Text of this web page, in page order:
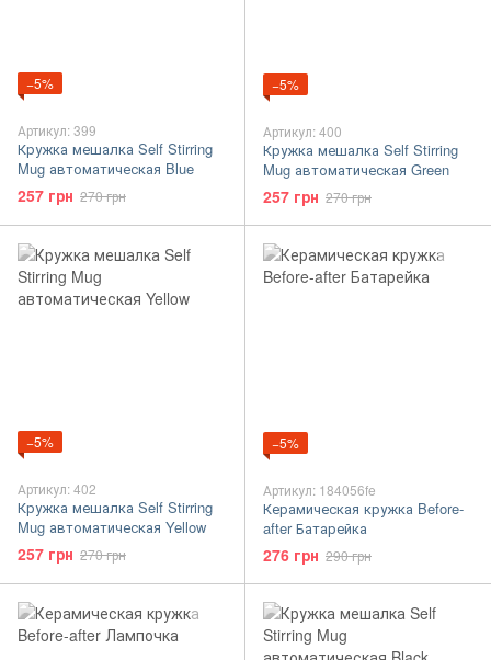
−5%
Артикул: 399
Кружка мешалка Self Stirring
Mug автоматическая Blue
257 грн 270 грн
−5%
Артикул: 400
Кружка мешалка Self Stirring
Mug автоматическая Green
257 грн 270 грн
−5%
Артикул: 402
Кружка мешалка Self Stirring
Mug автоматическая Yellow
257 грн 270 грн
−5%
Артикул: 184056fe
Керамическая кружка Before-
after Батарейка
276 грн 290 грн